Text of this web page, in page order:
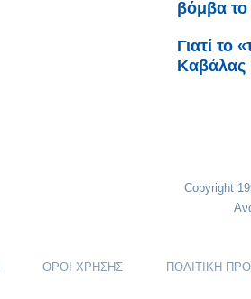
βόμβα το
Γιατί το
Καβάλας
Copyright
ΟΡΟΙ ΧΡΗΣΗΣ ΠΟΛΙΤΙΚΗ